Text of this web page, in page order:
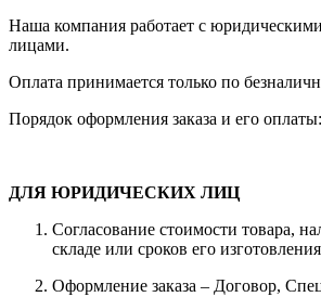
Наша компания работает с
лицами.
Оплата принимается только по
Порядок оформления заказа и его оплаты:
ДЛЯ ЮРИДИЧЕСКИХ ЛИЦ
Согласование стоимости товара,
складе или сроков его
Оформление заказа – Договор,